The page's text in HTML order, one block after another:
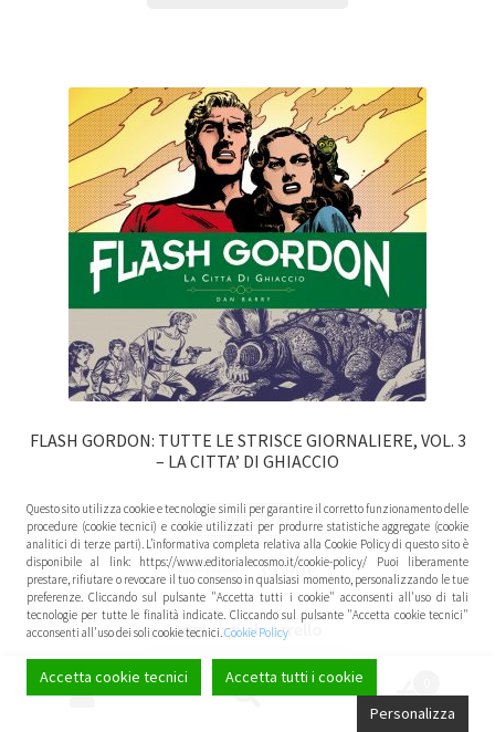
FLASH GORDON: TUTTE LE STRISCE GIORNALIERE, VOL. 3
– LA CITTA’ DI GHIACCIO
IN OFFERTA!
42,00€ 39,90€
Aggiungi al carrello
Questo sito utilizza cookie e tecnologie simili per garantire il corretto funzionamento delle
procedure (cookie tecnici) e cookie utilizzati per produrre statistiche aggregate (cookie
analitici di terze parti). L’informativa completa relativa alla Cookie Policy di questo sito è
disponibile al link: https://www.editorialecosmo.it/cookie-policy/ Puoi liberamente
prestare, rifiutare o revocare il tuo consenso in qualsiasi momento, personalizzando le tue
preferenze. Cliccando sul pulsante "Accetta tutti i cookie" acconsenti all'uso di tali
tecnologie per tutte le finalità indicate. Cliccando sul pulsante "Accetta cookie tecnici"
acconsenti all'uso dei soli cookie tecnici.Cookie Policy
Accetta cookie tecnici
Accetta tutti i cookie
Personalizza